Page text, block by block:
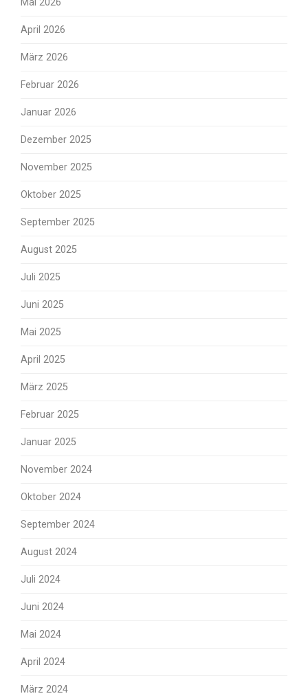
Mai 2026
April 2026
März 2026
Februar 2026
Januar 2026
Dezember 2025
November 2025
Oktober 2025
September 2025
August 2025
Juli 2025
Juni 2025
Mai 2025
April 2025
März 2025
Februar 2025
Januar 2025
November 2024
Oktober 2024
September 2024
August 2024
Juli 2024
Juni 2024
Mai 2024
April 2024
März 2024